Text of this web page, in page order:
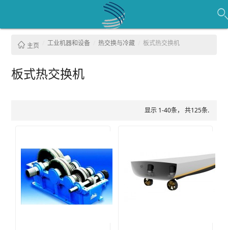
主页 工业机器和设备 热交换与冷藏 板式热交换机
板式热交换机
显示 1-40条， 共125条.